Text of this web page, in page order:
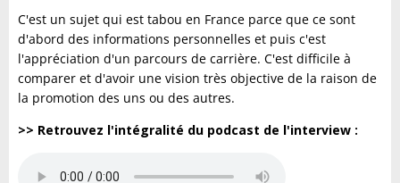
C'est un sujet qui est tabou en France parce que ce sont
d'abord des informations personnelles et puis c'est
l'appréciation d'un parcours de carrière. C'est difficile à
comparer et d'avoir une vision très objective de la raison de
la promotion des uns ou des autres.
>> Retrouvez l'intégralité du podcast de l'interview :